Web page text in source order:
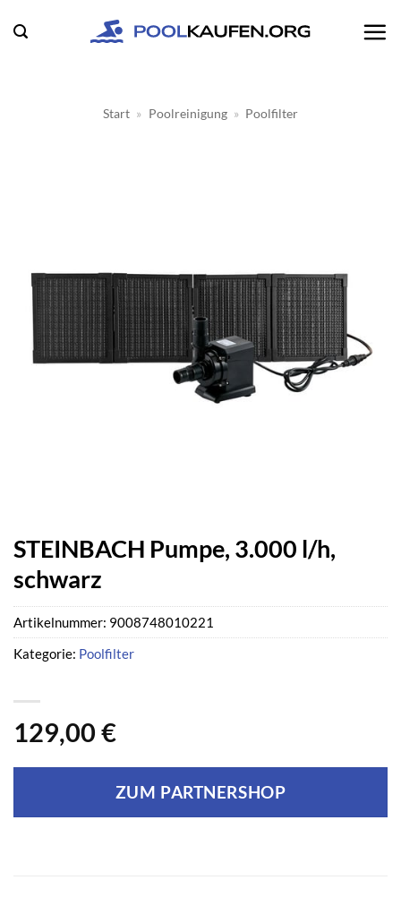
Inhalt
Start » Poolreinigung » Poolfilter
STEINBACH Pumpe, 3.000 l/h,
schwarz
129,00 €
ZUM PARTNERSHOP
Artikelnummer: 9008748010221
Kategorie: Poolfilter